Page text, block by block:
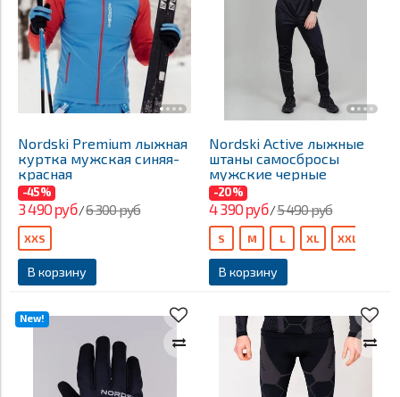
Nordski Premium лыжная
куртка мужская синяя-
красная
-45%
3 490 руб/6 300 руб
В корзину
XXS
Nordski Active лыжные
штаны самосбросы
мужские черные
-20%
4 390 руб/5 490 руб
В корзину
S M L XL XXL
New!